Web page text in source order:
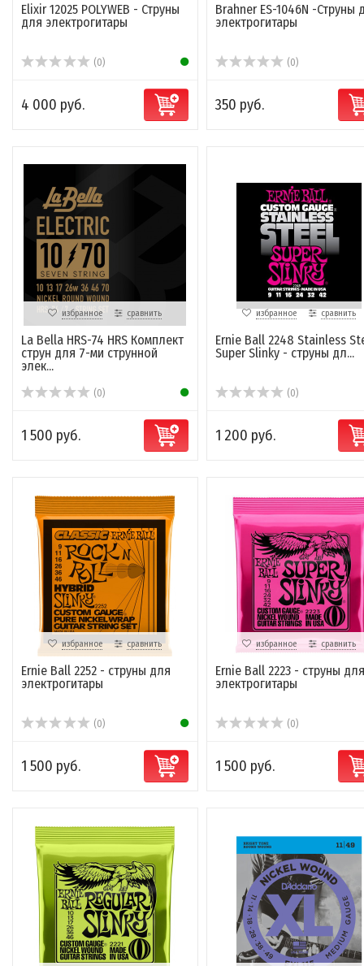
Elixir 12025 POLYWEB - Струны
для электрогитары
(0)
4 000 руб.
Brahner ES-1046N -Струны
электрогитары
(0)
350 руб.
избранное сравнить
La Bella HRS-74 HRS Комплект
струн для 7-ми струнной
элек...
(0)
1 500 руб.
избранное сравнить
Ernie Ball 2248 Stainless
Super Slinky - струны дл...
(0)
1 200 руб.
избранное сравнить
Ernie Ball 2252 - струны для
электрогитары
(0)
1 500 руб.
избранное сравнить
Ernie Ball 2223 - струны для
электрогитары
(0)
1 500 руб.